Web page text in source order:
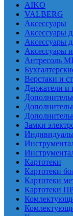
AIKO
VALBERG
Аксессуары
Аксессуары
Аксессуары
Аксессуары
Антресоль
Верстаки и
Держатели и
Замки
Картотеки
Картотеки
Картотеки
Картотеки